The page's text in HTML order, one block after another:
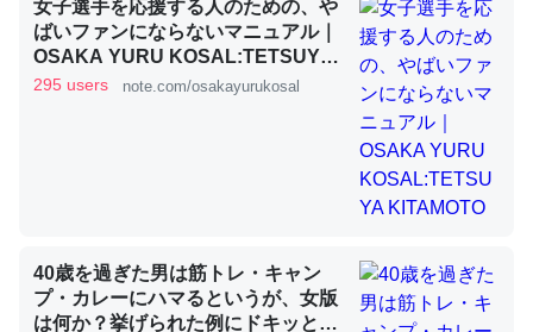
これを元に考えるとカルシウムを大量に使う脊椎動物と貝
類は苦労してるんだな…。腹足類だと殻を無くしてナメク
─ニュース :: 【研究発表】昆虫学の大問題＝「昆虫はなぜ海にいな
女子選手を応援する人のための、や
ばいファンにならないマニュアル｜
OSAKA YURU KOSAL:TETSUYA
KITAMOTO
295 users note.com/osakayurukosal
40歳を過ぎた男は筋トレ・キャン
プ・カレーにハマるというが、女版
は何か？挙げられた例にドキッとす